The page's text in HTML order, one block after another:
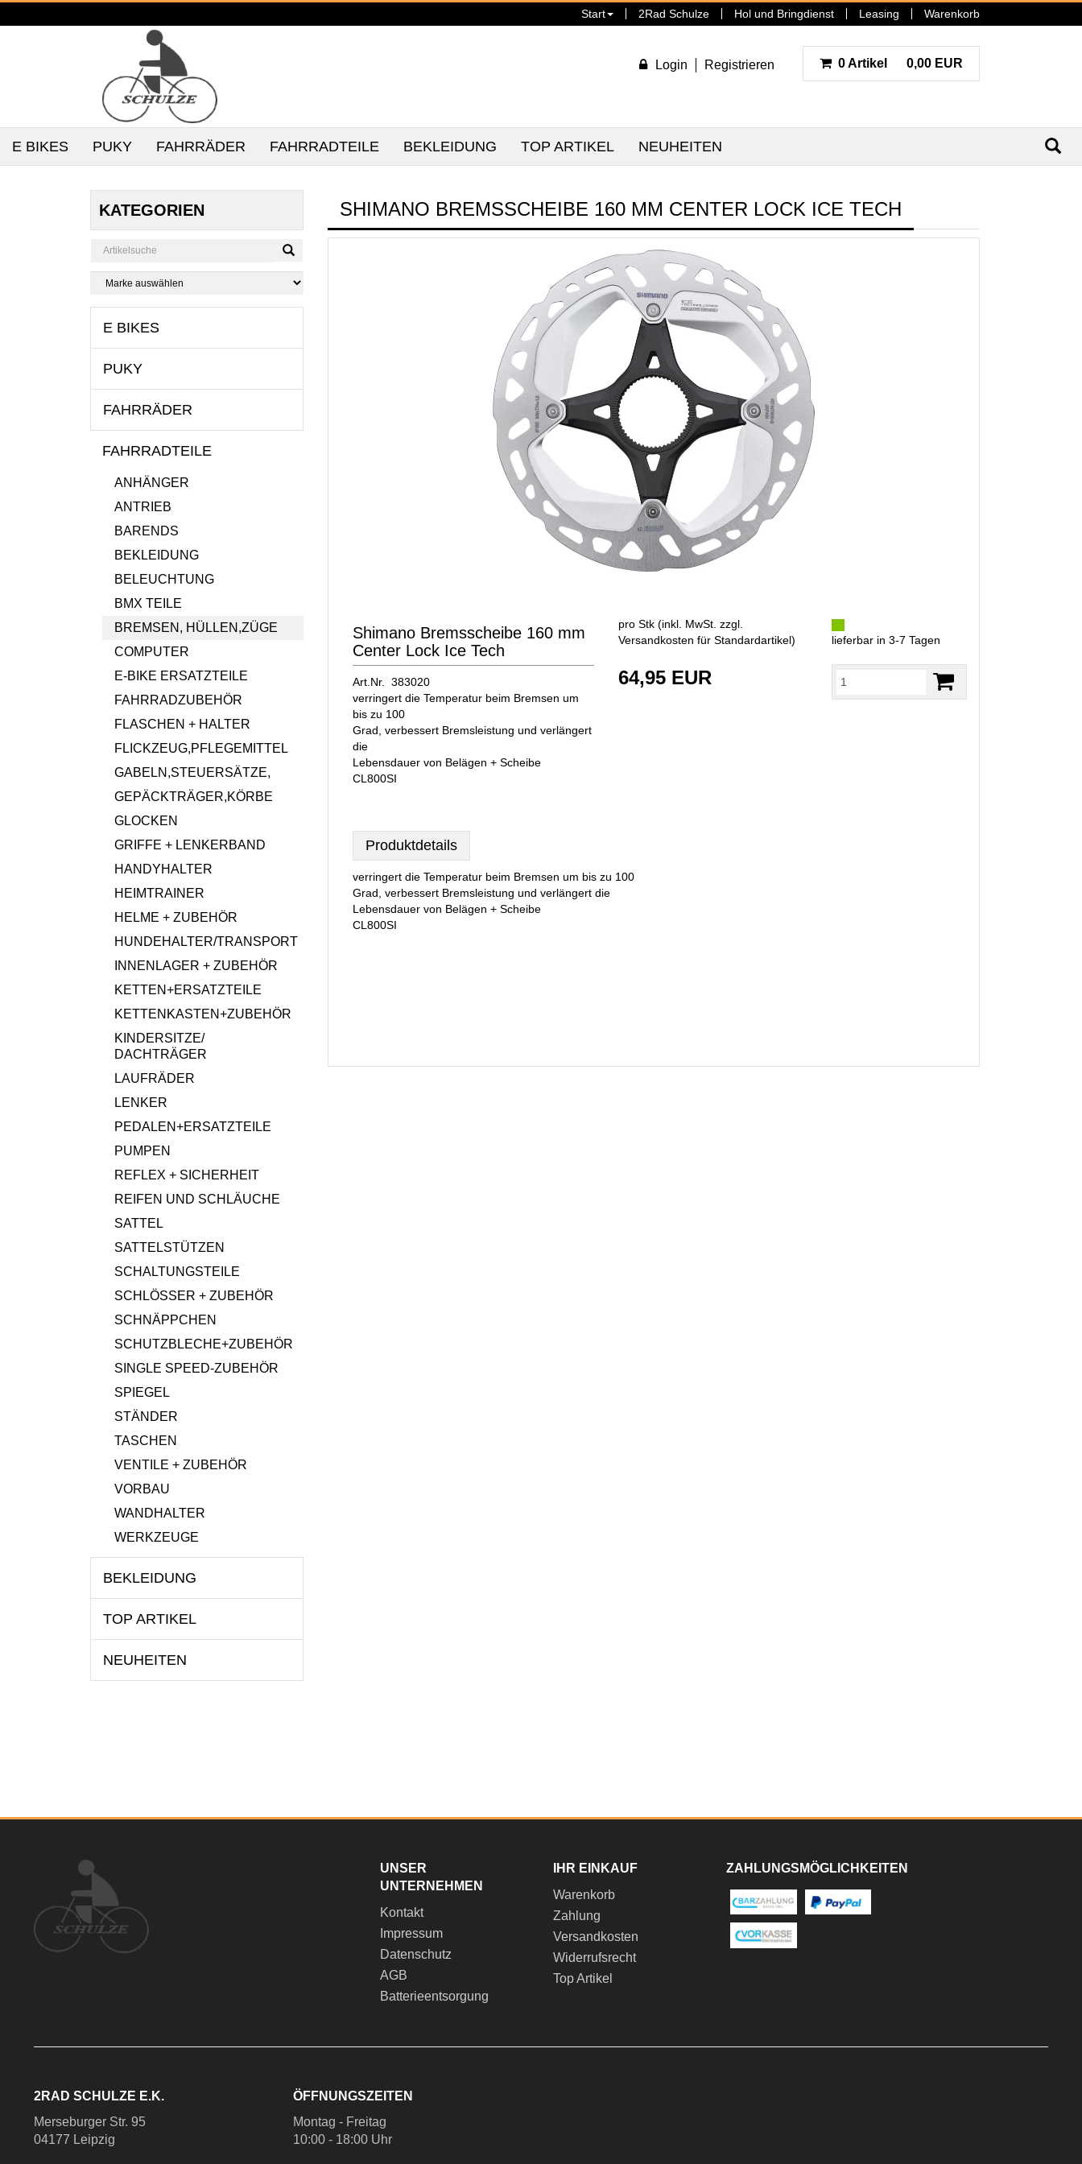
Start 2Rad Schulze Hol und Bringdienst Leasing Warenkorb
Login Registrieren 0 Artikel 0,00 EUR
E BIKES PUKY FAHRRÄDER FAHRRADTEILE BEKLEIDUNG TOP ARTIKEL NEUHEITEN
KATEGORIEN
E BIKES
PUKY
FAHRRÄDER
FAHRRADTEILE
ANHÄNGER
ANTRIEB
BARENDS
BEKLEIDUNG
BELEUCHTUNG
BMX TEILE
BREMSEN, HÜLLEN,ZÜGE
COMPUTER
E-BIKE ERSATZTEILE
FAHRRADZUBEHÖR
FLASCHEN + HALTER
FLICKZEUG,PFLEGEMITTEL
GABELN,STEUERSÄTZE,
GEPÄCKTRÄGER,KÖRBE
GLOCKEN
GRIFFE + LENKERBAND
HANDYHALTER
HEIMTRAINER
HELME + ZUBEHÖR
HUNDEHALTER/TRANSPORT
INNENLAGER + ZUBEHÖR
KETTEN+ERSATZTEILE
KETTENKASTEN+ZUBEHÖR
KINDERSITZE/
DACHTRÄGER
LAUFRÄDER
LENKER
PEDALEN+ERSATZTEILE
PUMPEN
REFLEX + SICHERHEIT
REIFEN UND SCHLÄUCHE
SATTEL
SATTELSTÜTZEN
SCHALTUNGSTEILE
SCHLÖSSER + ZUBEHÖR
SCHNÄPPCHEN
SCHUTZBLECHE+ZUBEHÖR
SINGLE SPEED-ZUBEHÖR
SPIEGEL
STÄNDER
TASCHEN
VENTILE + ZUBEHÖR
VORBAU
WANDHALTER
WERKZEUGE
BEKLEIDUNG
TOP ARTIKEL
NEUHEITEN
SHIMANO BREMSSCHEIBE 160 MM CENTER LOCK ICE TECH
Shimano Bremsscheibe 160 mm
Center Lock Ice Tech
Art.Nr. 383020
verringert die Temperatur beim Bremsen um
bis zu 100
Grad, verbessert Bremsleistung und verlängert
die
Lebensdauer von Belägen + Scheibe
CL800SI
pro Stk (inkl. MwSt. zzgl.
Versandkosten für Standardartikel)
64,95 EUR
lieferbar in 3-7 Tagen
Produktdetails
verringert die Temperatur beim Bremsen um bis zu 100
Grad, verbessert Bremsleistung und verlängert die
Lebensdauer von Belägen + Scheibe
CL800SI
UNSER
UNTERNEHMEN
Kontakt
Impressum
Datenschutz
AGB
Batterieentsorgung
IHR EINKAUF
Warenkorb
Zahlung
Versandkosten
Widerrufsrecht
Top Artikel
ZAHLUNGSMÖGLICHKEITEN
2RAD SCHULZE E.K.
Merseburger Str. 95
04177 Leipzig
ÖFFNUNGSZEITEN
Montag - Freitag
10:00 - 18:00 Uhr